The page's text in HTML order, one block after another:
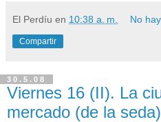
El Perdíu en 10:38 a. m. No
Compartir
30.5.08
Viernes 16 (II). La
mercado (de la seda)